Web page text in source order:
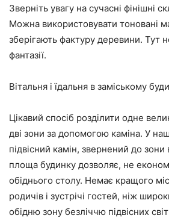
Зверніть увагу на сучасні фінішні
Можна використовувати тоновані
зберігають фактуру деревини. Тут
фантазії.
Вітальня і їдальня в заміському
Цікавий спосіб розділити одне
дві зони за допомогою каміна. У
підвісний камін, звернений до зони
площа будинку дозволяє, не
обіднього столу. Немає кращого
родичів і зустрічі гостей, ніж
обідню зону безліччю підвісних